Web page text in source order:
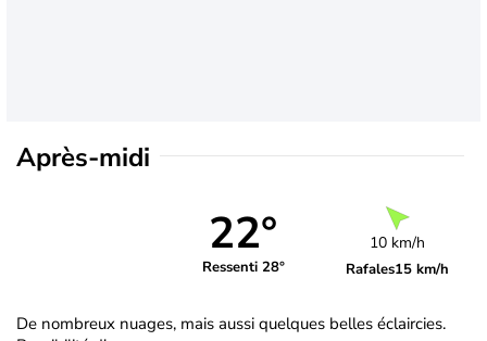
Après-midi
22°
Ressenti 28°
10 km/h
Rafales15 km/h
De nombreux nuages, mais aussi quelques belles éclaircies.